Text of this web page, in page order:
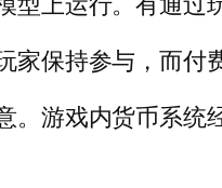
家保持参与，而付
。游戏内货币系